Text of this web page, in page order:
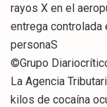
rayos X en el
entrega controlada
personaS
©Grupo
La Agencia
kilos de cocaína